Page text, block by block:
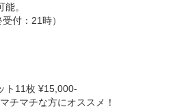
。
付：21時）
ト11枚 ¥15,000-
チマチな方にオススメ！